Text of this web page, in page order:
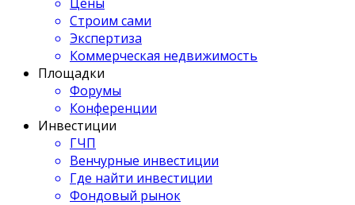
Строим сами
Экспертиза
Коммерческая недвижимость
Площадки
Форумы
Конференции
Инвестиции
ГЧП
Венчурные инвестиции
Где найти инвестиции
Фондовый рынок